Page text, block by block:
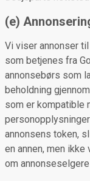
(e)
Vi viser annonser
som betjenes fra
annonsebørs som
beholdning
som er kompatible
annonsens token,
en annen, men
om